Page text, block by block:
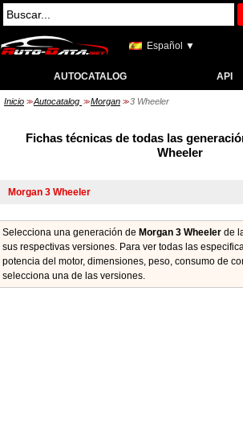
Español ▼
AUTOCATALOG API
Inicio >> Autocatalog >> Morgan >> 3 Wheeler
Fichas técnicas de todas las
Wheeler
Selecciona una generación de Morgan 3 Wheeler de
sus respectivas versiones. Para ver todas las
potencia del motor, dimensiones, peso, consumo de
seleccionа una de las versiones.